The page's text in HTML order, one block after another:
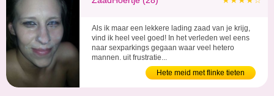
Als ik maar een lekkere lading zaad van je krijg,
vind ik heel veel goed! In het verleden wel eens
naar sexparkings gegaan waar veel hetero
mannen, uit frustratie...
Hete meid met flinke tieten